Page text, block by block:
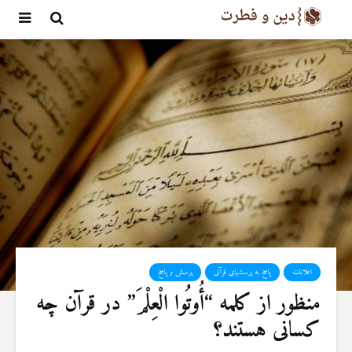
اعلانات پاسخ به پرسشهای قرآنی پرسش و پاسخ
منظور از كلمه “أُوتُوا الْعِلْمَ” در قرآن چه
کسانی هستند؟